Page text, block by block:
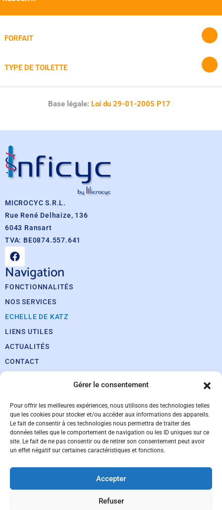
Gérer le consentement
Pour offrir les meilleures expériences, nous utilisons des technologies telles
que les cookies pour stocker et/ou accéder aux informations des appareils.
Le fait de consentir à ces technologies nous permettra de traiter des
données telles que le comportement de navigation ou les ID uniques sur ce
site. Le fait de ne pas consentir ou de retirer son consentement peut avoir
un effet négatif sur certaines caractéristiques et fonctions.
Accepter
Refuser
FORFAIT
TYPE DE TOILETTE
Base légale: Loi du 29-01-2005 P17
MICROCYC S.R.L.
Rue René Delhaize, 136
6043 Ransart
TVA: BE0874.557.641
Navigation
FONCTIONNALITÉS
NOS SERVICES
ECHELLE DE KATZ
LIENS UTILES
ACTUALITÉS
CONTACT
Nos coordonnées
Téléphone :+32 71 14 03 50
Fax :+32 71 72 79 93
Email :
info@inficyc.be
Support en ligne